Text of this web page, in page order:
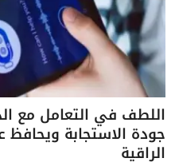
اللطف في التعامل مع
جودة الاستجابة
الراقية